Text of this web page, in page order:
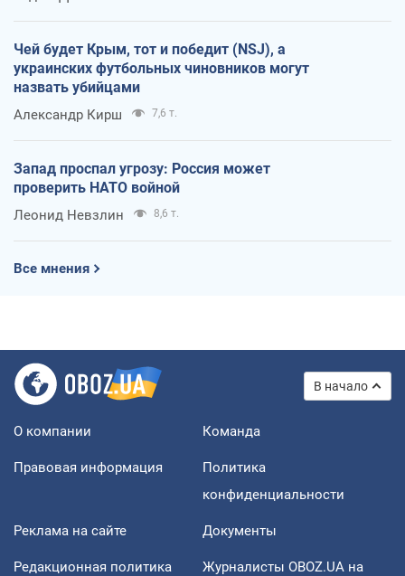
Чей будет Крым, тот и победит (NSJ), а
украинских футбольных чиновников могут
назвать убийцами
Александр Кирш 7,6 т.
Запад проспал угрозу: Россия может
проверить НАТО войной
Леонид Невзлин 8,6 т.
Все мнения
В начало
О компании Команда
Правовая информация
Политика
конфиденциальности
Реклама на сайте Документы
Редакционная политика
Журналисты OBOZ.UA на